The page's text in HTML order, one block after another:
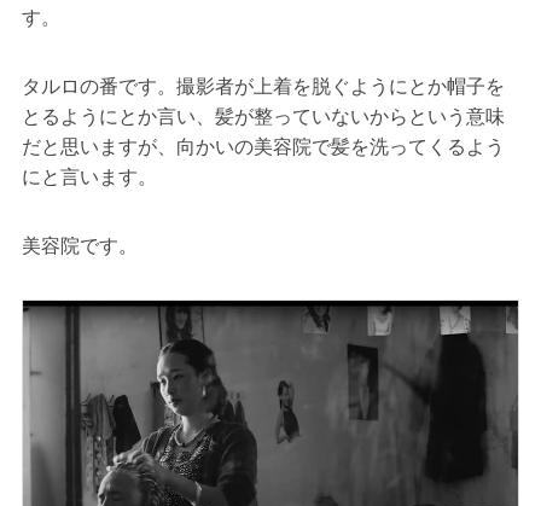
す。
タルロの番です。撮影者が上着を脱ぐようにとか帽子を
とるようにとか言い、髪が整っていないからという意味
だと思いますが、向かいの美容院で髪を洗ってくるよう
にと言います。
美容院です。